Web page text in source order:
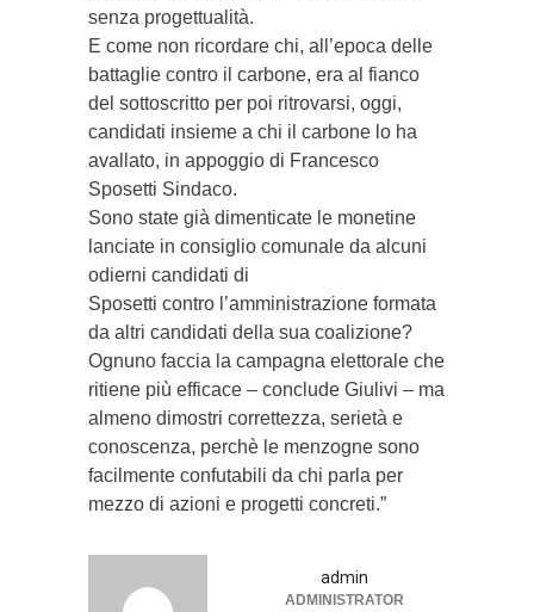
senza progettualità.
E come non ricordare chi, all’epoca delle
battaglie contro il carbone, era al fianco
del sottoscritto per poi ritrovarsi, oggi,
candidati insieme a chi il carbone lo ha
avallato, in appoggio di Francesco
Sposetti Sindaco.
Sono state già dimenticate le monetine
lanciate in consiglio comunale da alcuni
odierni candidati di
Sposetti contro l’amministrazione formata
da altri candidati della sua coalizione?
Ognuno faccia la campagna elettorale che
ritiene più efficace – conclude Giulivi – ma
almeno dimostri correttezza, serietà e
conoscenza, perchè le menzogne sono
facilmente confutabili da chi parla per
mezzo di azioni e progetti concreti.”
admin
ADMINISTRATOR